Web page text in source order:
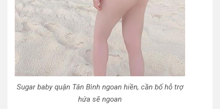
Sugar baby quận Tân Bình ngoan hiền, cần bố hỗ trợ
hứa sẽ ngoan